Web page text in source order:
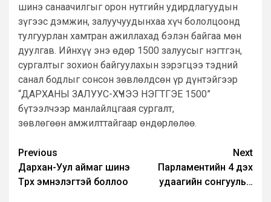
шинэ санаачилгыг орон нутгийн удирдлагуудын
зүгээс дэмжин, залуучуудынхаа хүч бололцоонд
тулгуурлан хамтран ажиллахад бэлэн байгаа мөн
дуулгав. Ийнхүү энэ өдөр 1500 залуусыг нэгтгэн,
сургалтыг зохион байгуулахын зэрэгцээ тэдний
санал бодлыг сонсон зөвлөлдсөн үр дүнтэйгээр
“ДАРХАНЫ ЗАЛУУС-ХҮЧЭЭ НЭГТГЭЕ 1500”
бүтээлчээр манлайлцгаая сургалт,
зөвлөгөөн амжилттайгаар өндөрлөлөө.
Post
navigation
Previous
Дархан-Уул аймаг шинэ
Төрөх эмнэлэгтэй боллоо
Next
Парламентийн 4 дэх
удаагийн сонгууль…